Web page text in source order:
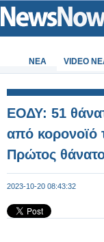
ΝΕΑ VIDEO
ΕΟΔΥ: 51
από κορονοϊό
Πρώτος
2023-10-20 08:43:32